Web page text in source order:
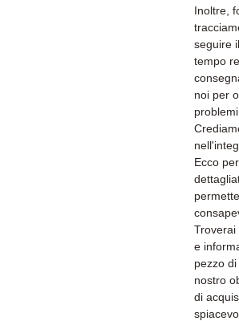
Inoltre,
seguire
tempo
noi per
problemi.
Ecco
Troverai
e
pezzo
nostro
di